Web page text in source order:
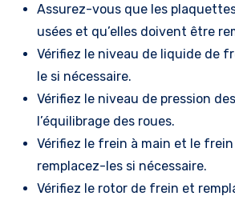
Assurez-vous que les
usées et qu’elles doivent être
Vérifiez le niveau de liquide de
le si nécessaire.
Vérifiez le niveau de pression
l’équilibrage des roues.
Vérifiez le frein à main et le
remplacez-les si nécessaire.
Vérifiez le rotor de frein et